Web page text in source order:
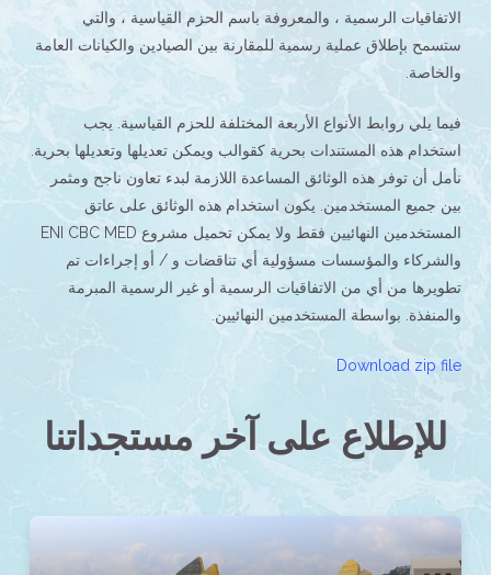
الاتفاقيات الرسمية ، والمعروفة باسم الحزم القياسية ، والتي
ستسمح بإطلاق عملية رسمية للمقارنة بين الصيادين والكيانات العامة
والخاصة.
فيما يلي روابط الأنواع الأربعة المختلفة للحزم القياسية. يجب
استخدام هذه المستندات بحرية كقوالب ويمكن تعديلها وتعديلها بحرية.
نأمل أن توفر هذه الوثائق المساعدة اللازمة لبدء تعاون ناجح ومثمر
بين جميع المستخدمين. يكون استخدام هذه الوثائق على عاتق
المستخدمين النهائيين فقط ولا يمكن تحميل مشروع ENI CBC MED
والشركاء والمؤسسات مسؤولية أي تناقضات و / أو إجراءات تم
تطويرها من أي من الاتفاقيات الرسمية أو غير الرسمية المبرمة
والمنفذة. بواسطة المستخدمين النهائيين.
Download zip file
للإطلاع على آخر مستجداتنا